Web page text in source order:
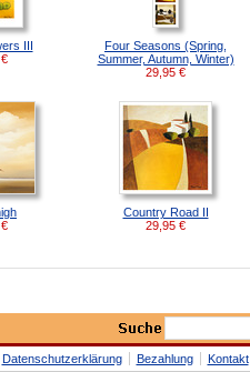
III
€
Four Seasons (Spring,
Summer, Autumn, Winter)
29,95 €
€
Country Road II
29,95 €
Datenschutzerklärung Bezahlung Kontakt